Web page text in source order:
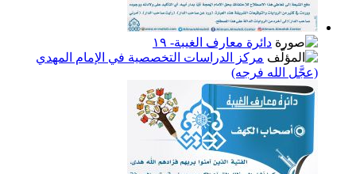
دائرة معارف الغيبة- ١٩
مركز الدراسات التخصصية في الإمام المهدي
(عجَّل الله فرجه)